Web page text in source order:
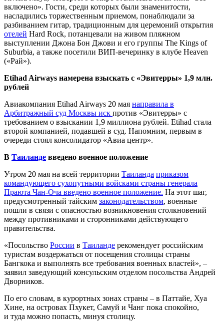
включено». Гости, среди которых были знаменитости,
насладились торжественным приемом, понаблюдали за
разбиванием гитар, традиционным для церемоний открытия
отелей Hard Rock, потанцевали на живом пляжном
выступлении Джона Бон Джови и его группы The Kings of
Suburbia, а также посетили ВИП-вечеринку в клубе Heaven
(«Рай»).
Etihad Airways намерена взыскать с «Эвитерры» 1,9 млн.
рублей
Авиакомпания Etihad Airways 20 мая направила в
Арбитражный суд Москвы иск против «Эвитерры» с
требованием о взыскании 1,9 миллиона рублей. Etihad стала
второй компанией, подавшей в суд. Напомним, первым в
очереди стоял консолидатор «Авиа центр».
В Таиланде введено военное положение
Утром 20 мая на всей территории Таиланда приказом
командующего сухопутными войсками страны генерала
Праюта Чан-Оча введено военное положение. На этот шаг,
предусмотренный тайским законодательством, военные
пошли в связи с опасностью возникновения столкновений
между противниками и сторонниками действующего
правительства.
«Посольство России в Таиланде рекомендует российским
туристам воздержаться от посещения столицы страны
Бангкока и выполнять все требования военных властей», –
заявил заведующий консульским отделом посольства Андрей
Дворников.
По его словам, в курортных зонах страны – в Паттайе, Хуа
Хине, на островах Пхукет, Самуй и Чанг пока спокойно,
и туда можно попасть, минуя столицу.